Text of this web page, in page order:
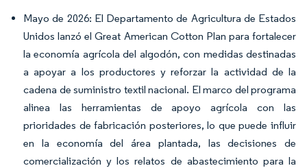
Mayo de 2026: El Departamento de Agricultura de Estados
Unidos lanzó el Great American Cotton Plan para fortalecer
la economía agrícola del algodón, con medidas destinadas
a apoyar a los productores y reforzar la actividad de la
cadena de suministro textil nacional. El marco del programa
alinea las herramientas de apoyo agrícola con las
prioridades de fabricación posteriores, lo que puede influir
en la economía del área plantada, las decisiones de
comercialización y los relatos de abastecimiento para la